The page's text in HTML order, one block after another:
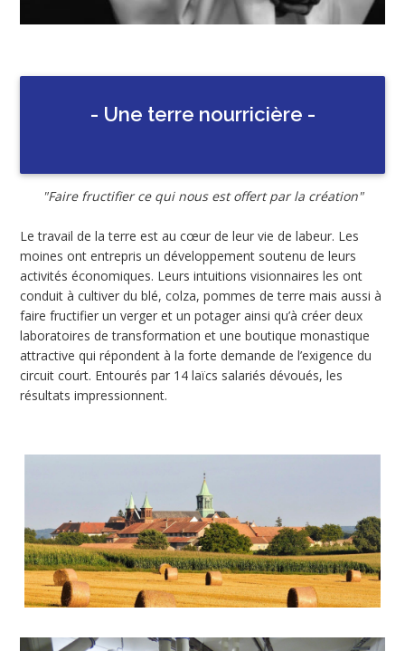
- Une terre nourricière -
"Faire fructifier ce qui nous est offert par la création"
Le travail de la terre est au cœur de leur vie de labeur. Les
moines ont entrepris un développement soutenu de leurs
activités économiques. Leurs intuitions visionnaires les ont
conduit à cultiver du blé, colza, pommes de terre mais aussi à
faire fructifier un verger et un potager ainsi qu’à créer deux
laboratoires de transformation et une boutique monastique
attractive qui répondent à la forte demande de l’exigence du
circuit court. Entourés par 14 laïcs salariés dévoués, les
résultats impressionnent.